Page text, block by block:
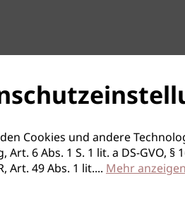
Cookies und andere
Art. 6 Abs. 1 S. 1 lit. a DS-GVO,
Art. 49 Abs. 1 lit.... Mehr